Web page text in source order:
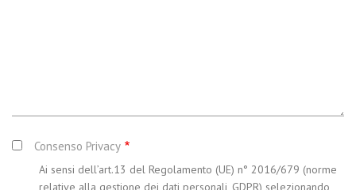
Consenso Privacy
Ai sensi dell’art.13 del Regolamento (UE) n° 2016/679 (norme
relative alla gestione dei dati personali, GDPR) selezionando